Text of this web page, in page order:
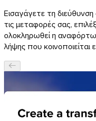
Εισαγάγετε τη
τις μεταφορές σας,
ολοκληρωθεί η
λήψης που κοινοποιείται